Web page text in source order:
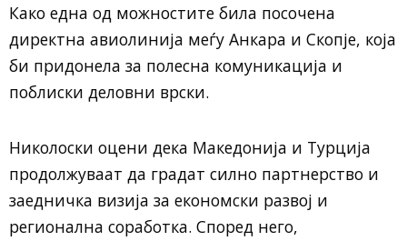
Како една од можностите била посочена
директна авиолинија меѓу Анкара и Скопје, која
би придонела за полесна комуникација и
поблиски деловни врски.
Николоски оцени дека Македонија и Турција
продолжуваат да градат силно партнерство и
заедничка визија за економски развој и
регионална соработка. Според него,